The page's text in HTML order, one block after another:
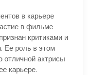
в карьере
в фильме
критиками и
Ее роль в этом
актрисы
карьере.